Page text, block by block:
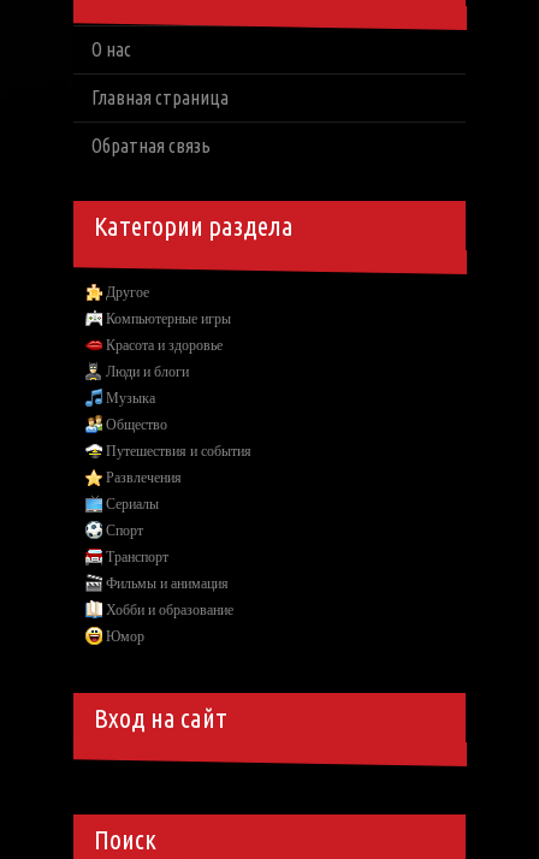
О нас
Главная страница
Обратная связь
Категории раздела
Другое
Компьютерные игры
Красота и здоровье
Люди и блоги
Музыка
Общество
Путешествия и события
Развлечения
Сериалы
Спорт
Транспорт
Фильмы и анимация
Хобби и образование
Юмор
Вход на сайт
Поиск